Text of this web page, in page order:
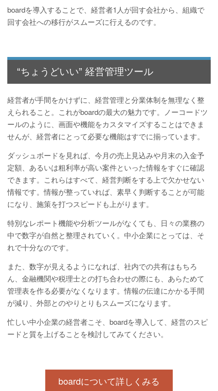
boardを導入することで、経営者1人が回す会社から、組織で
回す会社への移行がスムーズに行えるのです。
“ちょうどいい” 経営管理ツール
経営者が手間をかけずに、経営管理と分業体制を無理なく整
えられること。これがboardの最大の魅力です。ノーコードツ
ールのように、画面や機能をカスタマイズすることはできま
せんが、経営者にとって必要な機能はすでに揃っています。
ダッシュボードを見れば、今月の売上見込みや月末の入金予
定額、あるいは粗利率が高い案件といった情報をすぐに確認
できます。これらはすべて、経営判断をする上で欠かせない
情報です。情報が整っていれば、素早く判断することが可能
になり、施策を打つスピードも上がります。
特別なレポート機能や分析ツールがなくても、日々の業務の
中で数字が自然と整理されていく。中小企業にとっては、そ
れで十分なのです。
また、数字が見えるようになれば、社内での共有はもちろ
ん、金融機関や税理士との打ち合わせの際にも、あらためて
管理表を作る必要がなくなります。情報の伝達にかかる手間
が減り、外部とのやりとりもスムーズになります。
忙しい中小企業の経営者こそ、boardを導入して、経営のスピ
ードと質を上げることを検討してみてください。
boardについて詳しくみる